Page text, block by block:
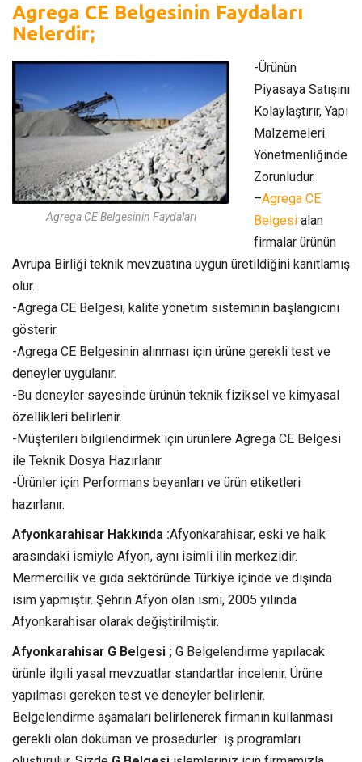
Agrega CE Belgesinin Faydaları
Nelerdir;
Agrega CE Belgesinin Faydaları
-Ürünün
Piyasaya Satışını
Kolaylaştırır, Yapı
Malzemeleri
Yönetmenliğinde
Zorunludur.
–Agrega CE
Belgesi alan
firmalar ürünün
Avrupa Birliği teknik mevzuatına uygun üretildiğini kanıtlamış
olur.
-Agrega CE Belgesi, kalite yönetim sisteminin başlangıcını
gösterir.
-Agrega CE Belgesinin alınması için ürüne gerekli test ve
deneyler uygulanır.
-Bu deneyler sayesinde ürünün teknik fiziksel ve kimyasal
özellikleri belirlenir.
-Müşterileri bilgilendirmek için ürünlere Agrega CE Belgesi
ile Teknik Dosya Hazırlanır
-Ürünler için Performans beyanları ve ürün etiketleri
hazırlanır.
Afyonkarahisar Hakkında :Afyonkarahisar, eski ve halk
arasındaki ismiyle Afyon, aynı isimli ilin merkezidir.
Mermercilik ve gıda sektöründe Türkiye içinde ve dışında
isim yapmıştır. Şehrin Afyon olan ismi, 2005 yılında
Afyonkarahisar olarak değiştirilmiştir.
Afyonkarahisar G Belgesi ; G Belgelendirme yapılacak
ürünle ilgili yasal mevzuatlar standartlar incelenir. Ürüne
yapılması gereken test ve deneyler belirlenir.
Belgelendirme aşamaları belirlenerek firmanın kullanması
gerekli olan doküman ve prosedürler iş programları